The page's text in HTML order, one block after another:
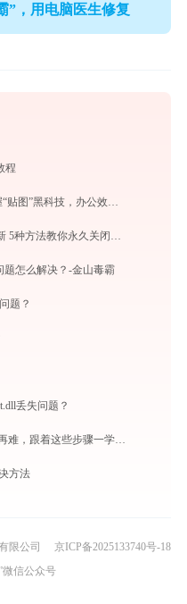
”，用电脑医生修复
程
Snipaste截图工具使用教程：掌握“贴图”黑科技，办公效率翻倍
Win10如何彻底永久关闭自动更新 5种方法教你永久关闭win10自动更新
题怎么解决？-金山毒霸
题？
丢失问题？
三星ML-1610打印机驱动安装不再难，跟着这些步骤一学就会
方法
限公司
京ICP备2025133740号-18
微信公众号